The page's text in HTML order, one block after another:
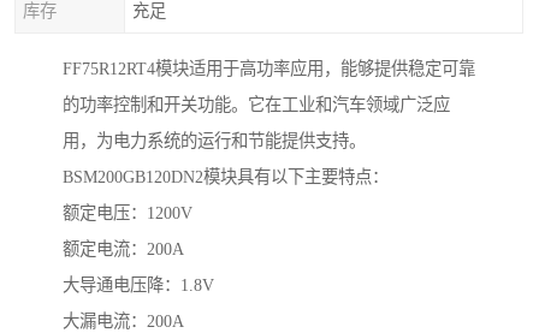
库存 充足
FF75R12RT4模块适用于高功率应用，能够提供稳定可靠
的功率控制和开关功能。它在工业和汽车领域广泛应
用，为电力系统的运行和节能提供支持。
BSM200GB120DN2模块具有以下主要特点：
额定电压：1200V
额定电流：200A
大导通电压降：1.8V
大漏电流：200A